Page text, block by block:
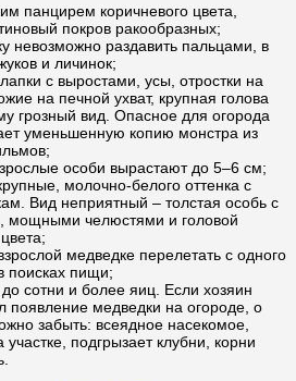
панцирем коричневого цвета,
покров ракообразных;
невозможно раздавить пальцами, в
и личинок;
с выростами, усы, отростки на
на печной ухват, крупная голова
грозный вид. Опасное для огорода
уменьшенную копию монстра из
особи вырастают до 5–6 см;
молочно-белого оттенка с
Вид неприятный – толстая особь с
мощными челюстями и головой
медведке перелетать с одного
поисках пищи;
сотни и более яиц. Если хозяин
появление медведки на огороде, о
забыть: всеядное насекомое,
подгрызает клубни, корни